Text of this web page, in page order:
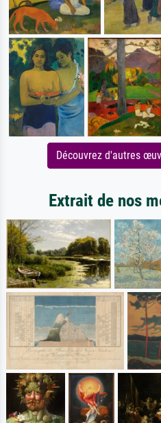
Découvrez d'autres
Extrait de nos